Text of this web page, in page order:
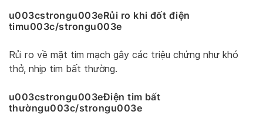
u003cstrongu003eRủi ro khi đốt điện
timu003c/strongu003e
Rủi ro về mặt tim mạch gây các triệu chứng như khó
thở, nhịp tim bất thường.
u003cstrongu003eĐiện tim bất
thườngu003c/strongu003e